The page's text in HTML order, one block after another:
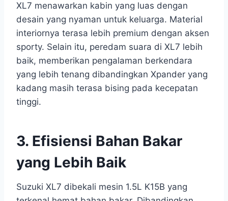
XL7 menawarkan kabin yang luas dengan
desain yang nyaman untuk keluarga. Material
interiornya terasa lebih premium dengan aksen
sporty. Selain itu, peredam suara di XL7 lebih
baik, memberikan pengalaman berkendara
yang lebih tenang dibandingkan Xpander yang
kadang masih terasa bising pada kecepatan
tinggi.
3. Efisiensi Bahan Bakar
yang Lebih Baik
Suzuki XL7 dibekali mesin 1.5L K15B yang